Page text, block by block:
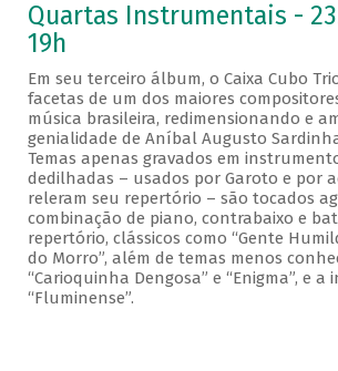
Quartas Instrumentais -
19h
Em seu terceiro álbum, o Caixa Cubo
facetas de um dos maiores
música brasileira, redimensionando e
genialidade de Aníbal Augusto
Temas apenas gravados em
dedilhadas – usados por Garoto e por
releram seu repertório – são tocados
combinação de piano, contrabaixo e
repertório, clássicos como “Gente
do Morro”, além de temas menos
“Carioquinha Dengosa” e “Enigma”, e a
“Fluminense”.